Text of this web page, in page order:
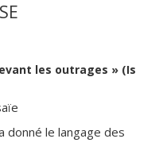
les outrages » (Is
donné le langage des